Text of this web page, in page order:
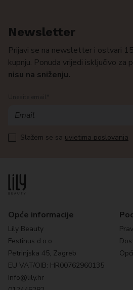
Opće informacije
Lily Beauty
Festinus d.o.o.
Petrinjska 45, Zagreb
EU VAT/OIB: HR00762960135
Info@lily.hr
Newsletter
Prijavi se na newsletter i ostvari
kupnju. Ponuda vrijedi isključivo za
nisu na sniženju.
Slažem se sa uvjetima poslovanja